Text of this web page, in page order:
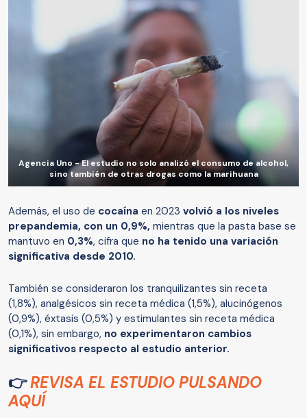
Agencia Uno - El estudio no solo analizó el consumo de alcohol,
sino también de otras drogas como la marihuana
Además, el uso de cocaína en 2023 volvió a los niveles
prepandemia, con un 0,9%, mientras que la pasta base se
mantuvo en 0,3%, cifra que no ha tenido una variación
significativa desde 2010.
También se consideraron los tranquilizantes sin receta
(1,8%), analgésicos sin receta médica (1,5%), alucinógenos
(0,9%), éxtasis (0,5%) y estimulantes sin receta médica
(0,1%), sin embargo, no experimentaron cambios
significativos respecto al estudio anterior.
👉REVISA EL ESTUDIO PULSANDO
AQUÍ